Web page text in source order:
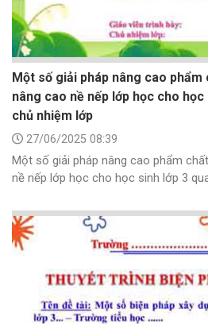
Một số giải pháp nâng cao
nâng cao nề nếp lớp học cho
chủ nhiệm lớp
27/06/2025 08:39
Một số giải pháp nâng cao phẩm
nề nếp lớp học cho học sinh lớp 3